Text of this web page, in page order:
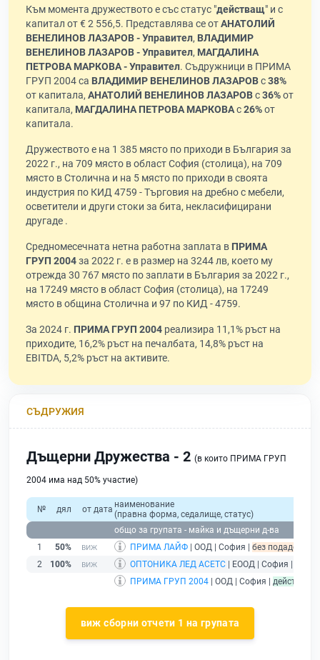
Към момента дружеството е със статус "действащ" и с
капитал от € 2 556,5. Представлява се отАНАТОЛИЙ
ВЕНЕЛИНОВ ЛАЗАРОВ - Управител, ВЛАДИМИР
ВЕНЕЛИНОВ ЛАЗАРОВ - Управител, МАГДАЛИНА
ПЕТРОВА МАРКОВА - Управител. Съдружници в ПРИМА
ГРУП 2004 са ВЛАДИМИР ВЕНЕЛИНОВ ЛАЗАРОВс38%
от капитала, АНАТОЛИЙ ВЕНЕЛИНОВ ЛАЗАРОВс36%от
капитала, МАГДАЛИНА ПЕТРОВА МАРКОВАс26%от
капитала.
Дружеството е на 1 385 място по приходи в България за
2022 г., на 709 място в област София (столица), на 709
място в Столична и на 5 място по приходи в своята
индустрия по КИД 4759 - Търговия на дребно с мебели,
осветители и други стоки за бита, некласифицирани
другаде .
Средномесечната нетна работна заплата в ПРИМА
ГРУП 2004за 2022 г. е в размер на 3244 лв, което му
отрежда 30 767 място по заплати в България за 2022 г.,
на 17249 място в област София (столица), на 17249
място в община Столична и 97 по КИД - 4759.
За 2024 г. ПРИМА ГРУП 2004 реализира 11,1% ръст на
приходите, 16,2% ръст на печалбата, 14,8% ръст на
EBITDA, 5,2% ръст на активите.
СЪДРУЖИЯ
Дъщерни Дружества - 2 (в които ПРИМА ГРУП
2004 има над 50% участие)
№ дял от дата наименование
(правна форма, седалище, статус)
общо за групата - майка и дъщерни д-ва
1
50% ПРИМА ЛАЙФ | ООД | София | без подаден
2
100% ОПТОНИКА ЛЕД АСЕТС | ЕООД | София |
ПРИМА ГРУП 2004 | ООД | София | действащ
виж сборни отчети 1 на групата